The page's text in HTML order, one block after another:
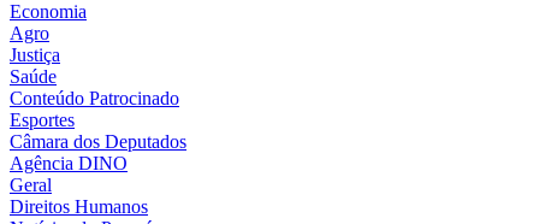
Economia
Agro
Justiça
Saúde
Conteúdo Patrocinado
Esportes
Câmara dos Deputados
Agência DINO
Geral
Direitos Humanos